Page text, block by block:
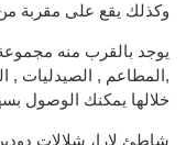
وكذلك يقع على مقربة من
يوجد بالقرب منه
,المطاعم , الصيدليات ,
خلالها يمكنك الوصول